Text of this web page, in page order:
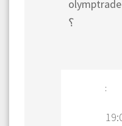
للدردشة حول التداول من olymptrade
؟
: